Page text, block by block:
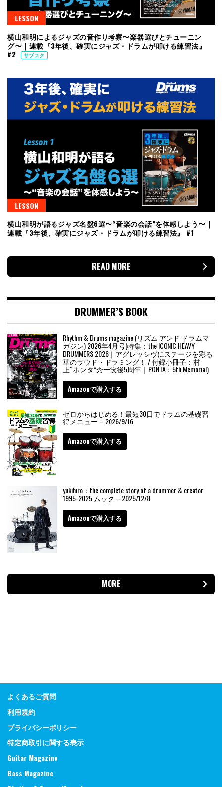
LESSON
横山和明によるジャズの音作り考察〜楽器選びとチューニン
グ〜｜連載『3年後、確実にジャズ・ドラムが叩ける練習法』
#2
サブスク
LESSON
横山和明が語るジャズ名盤6選〜“音楽の会話”を体感しよう〜｜
連載『3年後、確実にジャズ・ドラムが叩ける練習法』 #1
READ MORE
DRUMMER’S BOOK
Rhythm & Drums magazine (リズム アンド ドラムマ
ガジン) 2026年4月号(特集：the ICONIC HEAVY
DRUMMERS 2026｜アグレッシヴにステージを彩る
華のラウド・ドラミング！ / 付録小冊子：村
上“ポンタ”秀一没後5周年｜PONTA：5th Memorial)
Amazonで購入する
ゼロからはじめる！最短30日でドラムの基礎習
得メニュー – 2026/9/16
Amazonで購入する
yukihiro：the complete story of a drummer & creator
1995-2025 ムック – 2025/12/8
Amazonで購入する
MORE
よくあるご質問
利用規約
プライバシーポリシー
特定商取引に関する表示
Guitar Magazine
Bass Magazine